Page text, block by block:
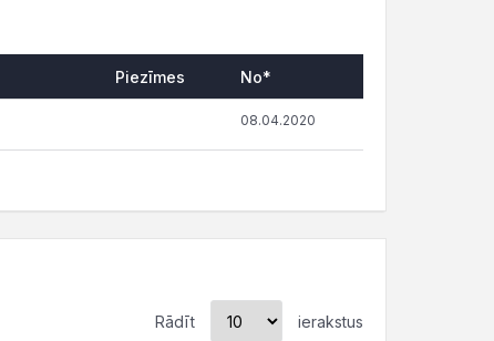
Piezīmes No*
08.04.2020
Rādīt ierakstus